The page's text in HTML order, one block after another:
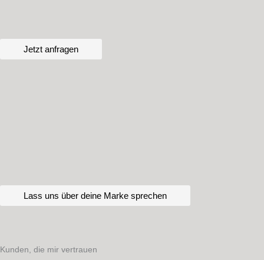
Jetzt anfragen
Lass uns über deine Marke sprechen
Kunden, die mir vertrauen